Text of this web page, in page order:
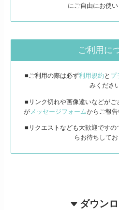
にご自由にお使い
ご利用に
■ご利用の際は必ず利用規約 と プ
みくださ
■リンク切れや画像違いなどが
がメッセージフォームからご報告
■リクエストなども大歓迎ですの
らお待ちしてお
ダウン